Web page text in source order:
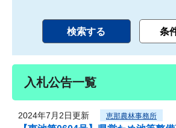
入札公告一覧
2024年7月2日更新 恵那農林事務所